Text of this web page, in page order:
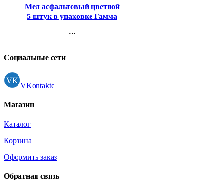
Мел асфальтовый цветной
5 штук в упаковке Гамма
картонная коробка арт
...
Регистрация
Социальные сети
VKontakte
Магазин
Каталог
Корзина
Оформить заказ
Обратная связь